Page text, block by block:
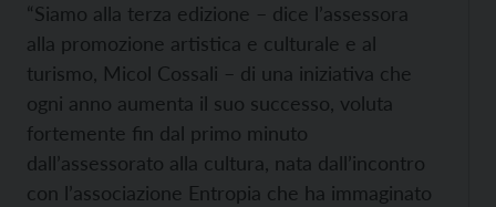
“Siamo alla terza edizione – dice l’assessora
alla promozione artistica e culturale e al
turismo, Micol Cossali – di una iniziativa che
ogni anno aumenta il suo successo, voluta
fortemente fin dal primo minuto
dall’assessorato alla cultura, nata dall’incontro
con l’associazione Entropia che ha immaginato